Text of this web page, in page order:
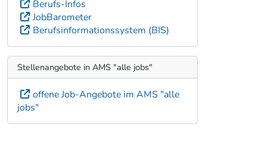
Berufs-Infos
JobBarometer
Berufsinformationssystem (BIS)
Stellenangebote in AMS "alle jobs"
offene Job-Angebote im AMS "alle
jobs"